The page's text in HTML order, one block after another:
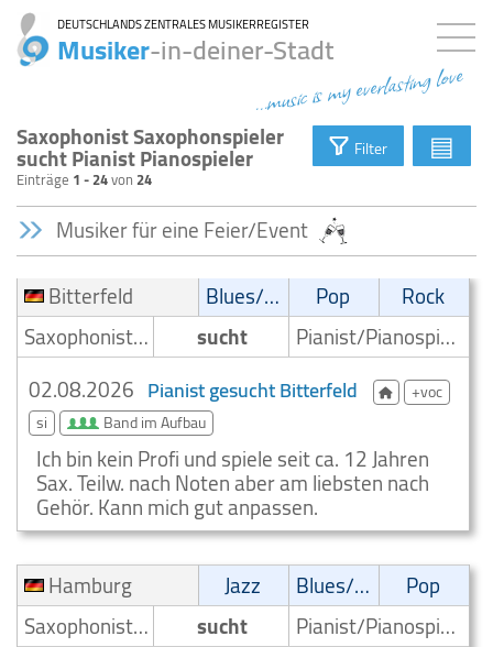
DEUTSCHLANDS ZENTRALES MUSIKERREGISTER
Musiker-in-deiner-Stadt
...music is my everlasting love
Saxophonist Saxophonspieler
sucht Pianist Pianospieler
Einträge 1 - 24von24
Filter ▤
Musiker für eine Feier/Event
Bitterfeld
Blues/Swing Pop
Rock
Saxophonist/Saxophonspieler
sucht
Pianist/Pianospieler
02.08.2026 Pianist gesucht Bitterfeld
+voc
si
Band im Aufbau
Ich bin kein Profi und spiele seit ca. 12 Jahren
Sax. Teilw. nach Noten aber am liebsten nach
Gehör. Kann mich gut anpassen.
Hamburg
Jazz Blues/Swing
Pop
Saxophonist/Saxophonspieler
sucht
Pianist/Pianospieler